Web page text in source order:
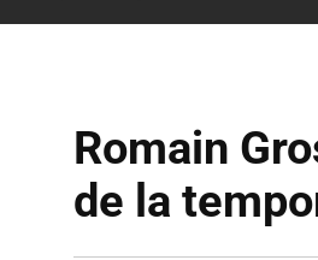
Romain
de la